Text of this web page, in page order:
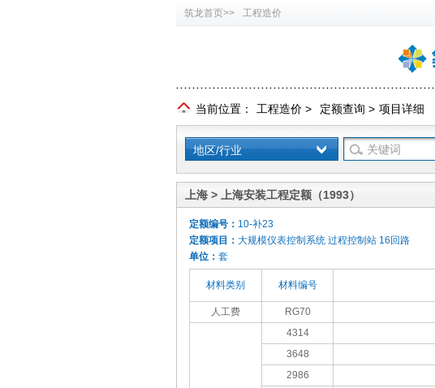
筑龙首页>> 工程造价
当前位置： 工程造价 > 定额查询 > 项目详细
地区/行业
上海 > 上海安装工程定额（1993）
定额编号： 10-补23
定额项目： 大规模仪表控制系统 过程控制站 16回路
单位： 套
材料类别 材料编号
人工费 RG70
4314
3648
2986